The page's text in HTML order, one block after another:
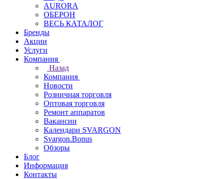
AURORA
ОБЕРОН
ВЕСЬ КАТАЛОГ
Бренды
Акции
Услуги
Компания
Назад
Компания
Новости
Розничная торговля
Оптовая торговля
Ремонт аппаратов
Вакансии
Календари SVARGON
Svargon.Bonus
Обзоры
Блог
Информация
Контакты